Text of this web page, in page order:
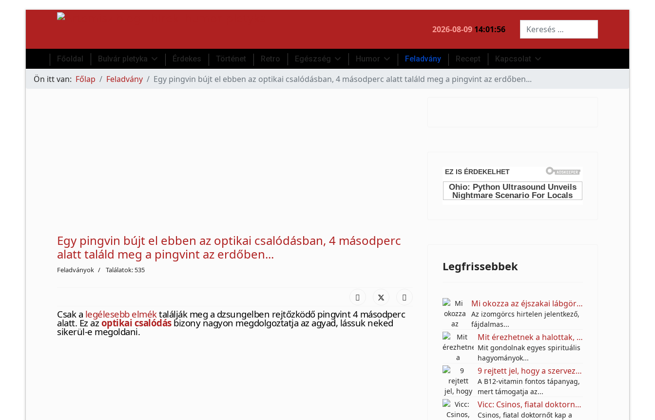
2026-08-09 14:01:57 Keresés...
Főoldal Bulvár pletyka Érdekes Történet Retro Egészség Humor Feladvány Recept Kapcsolat
Ön itt van: Főlap Feladvány Egy pingvin bújt el ebben az optikai csalódásban, 4 másodperc alatt találd meg a pingvint az erdőben...
Egy pingvin bújt el ebben az optikai csalódásban, 4 másodperc
alatt találd meg a pingvint az erdőben...
Feladványok Találatok: 535
Csak a legélesebb elméktalálják meg a dzsungelben rejtőzködő pingvint 4 másodperc
alatt. Ez az optikai csalódásbizony nagyon megdolgoztatja az agyad, lássuk neked
sikerül-e megoldani.
Legfrissebbek
Mi okozza az éjszakai lábgörcsöt, és mit tehetünk ellene?
Az izomgörcs hirtelen jelentkező,
fájdalmas...
Mit érezhetnek a halottak, amikor kimész a sírjukhoz?
Mit gondolnak egyes spirituális
hagyományok...
9 rejtett jel, hogy a szervezetednek több B12-vitaminra lehet szüksége
A B12-vitamin fontos tápanyag,
mert támogatja az...
Vicc: Csinos, fiatal doktornőt kap a falu.– Józsi bátyám, nem tetszenek a leletei.
Csinos, fiatal doktornőt kap a